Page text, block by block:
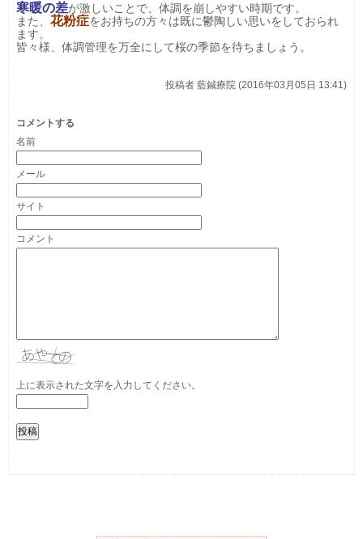
寒暖の差が激しいことで、体調を崩しやすい時期です。
また、 花粉症をお持ちの方々は既に鬱陶しい思いをしておられ
ます。
皆々様、体調管理を万全にして桜の季節を待ちましょう。
投稿者 藍鍼療院 (2016年03月05日 13:41)
コメントする
名前
メール
サイト
上に表示された文字を入力してください。
コメント